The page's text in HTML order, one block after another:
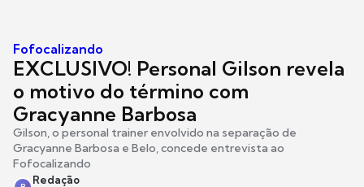
Fofocalizando
EXCLUSIVO! Personal Gilson revela
o motivo do término com
Gracyanne Barbosa
Gilson, o personal trainer envolvido na separação de
Gracyanne Barbosa e Belo, concede entrevista ao
Fofocalizando
Redação